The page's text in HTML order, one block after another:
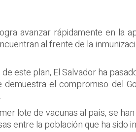
avanzar rápidamente en la
al frente de la
este plan, El Salvador ha
demuestra el compromiso del
lote de vacunas al país, se
entre la población que ha sido